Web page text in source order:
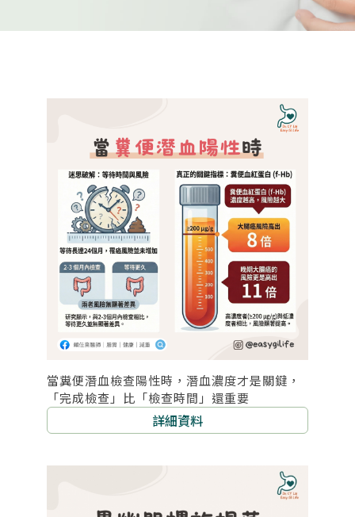
當糞便潛血檢查陽性時，潛血濃度才是關鍵，
「完成檢查」比「檢查時間」還重要
詳細資料